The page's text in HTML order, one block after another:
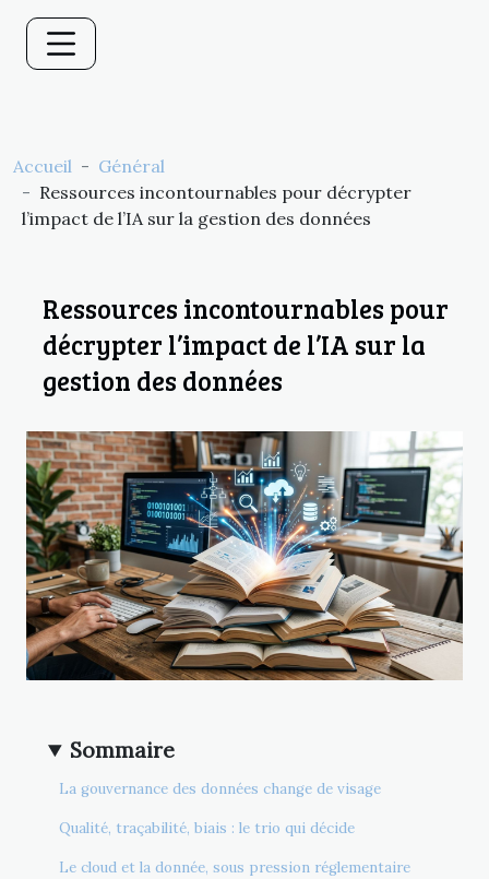
Accueil
Général
Ressources incontournables pour décrypter
l’impact de l’IA sur la gestion des données
Ressources incontournables pour
décrypter l’impact de l’IA sur la
gestion des données
Sommaire
La gouvernance des données change de visage
Qualité, traçabilité, biais : le trio qui décide
Le cloud et la donnée, sous pression réglementaire